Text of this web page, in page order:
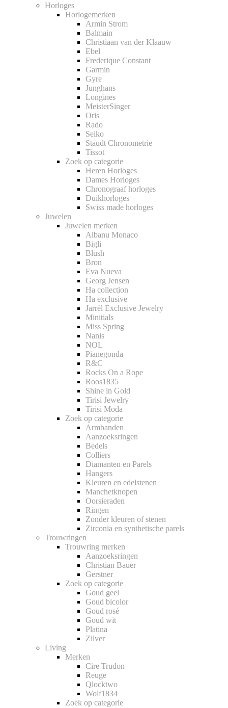
Horloges
Horlogemerken
Armin Strom
Balmain
Christiaan van der Klaauw
Ebel
Frederique Constant
Garmin
Gyre
Junghans
Longines
MeisterSinger
Oris
Rado
Seiko
Staudt Chronometrie
Tissot
Zoek op categorie
Heren Horloges
Dames Horloges
Chronograaf horloges
Duikhorloges
Swiss made horloges
Juwelen
Juwelen merken
Albanu Monaco
Bigli
Blush
Bron
Eva Nueva
Georg Jensen
Ha collection
Ha exclusive
Jarrèl Exclusive Jewelry
Minitials
Miss Spring
Nanis
NOL
Pianegonda
R&C
Rocks On a Rope
Roos1835
Shine in Gold
Tirisi Jewelry
Tirisi Moda
Zoek op categorie
Armbanden
Aanzoeksringen
Bedels
Colliers
Diamanten en Parels
Hangers
Kleuren en edelstenen
Manchetknopen
Oorsieraden
Ringen
Zonder kleuren of stenen
Zirconia en synthetische parels
Trouwringen
Trouwring merken
Aanzoeksringen
Christian Bauer
Gerstner
Zoek op categorie
Goud geel
Goud bicolor
Goud rosé
Goud wit
Platina
Zilver
Living
Merken
Cire Trudon
Reuge
Qlocktwo
Wolf1834
Zoek op categorie